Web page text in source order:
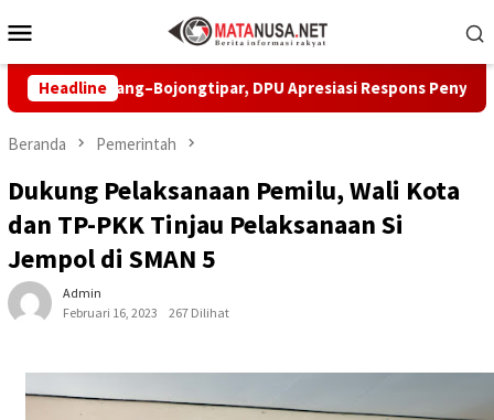
ke
Mobile
Headline DPU Apresiasi Respons Penyedia
Beranda Pemerintah
Dukung Pelaksanaan Pemilu, Wali Kota
dan TP-PKK Tinjau Pelaksanaan Si
Jempol di SMAN 5
Admin
Februari 16, 2023
267 Dilihat